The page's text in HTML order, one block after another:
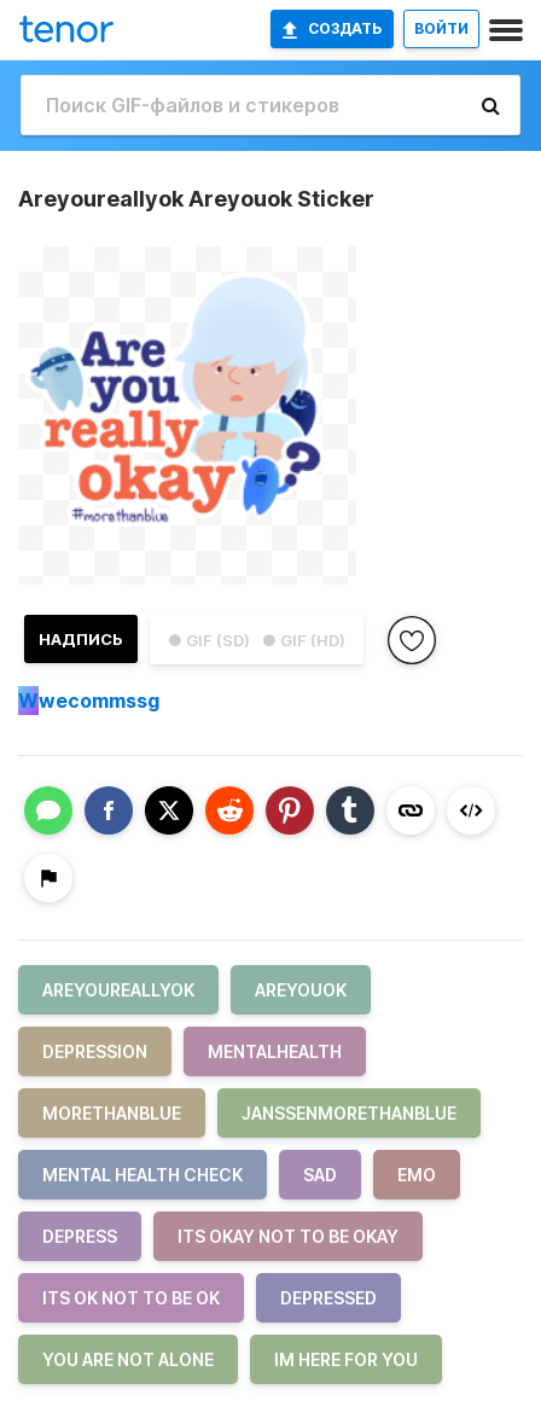
СОЗДАТЬ ВОЙТИ
Areyoureallyok Areyouok Sticker
● GIF (SD) ● GIF (HD)
НАДПИСЬ
Wwecommssg
AREYOUREALLYOK AREYOUOK
DEPRESSION MENTALHEALTH
MORETHANBLUE JANSSENMORETHANBLUE
MENTAL HEALTH CHECK SAD EMO
DEPRESS ITS OKAY NOT TO BE OKAY
ITS OK NOT TO BE OK DEPRESSED
YOU ARE NOT ALONE IM HERE FOR YOU